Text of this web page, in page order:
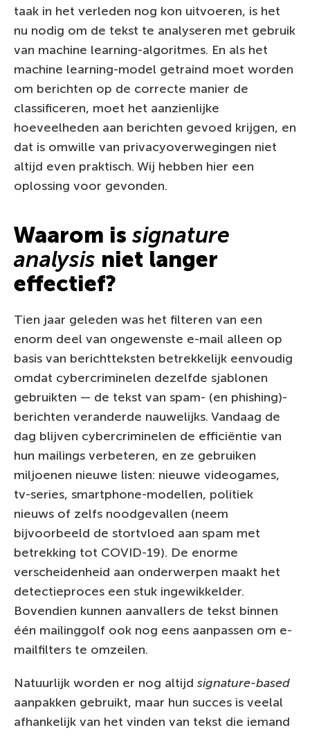
taak in het verleden nog kon uitvoeren, is het
nu nodig om de tekst te analyseren met gebruik
van machine learning-algoritmes. En als het
machine learning-model getraind moet worden
om berichten op de correcte manier de
classificeren, moet het aanzienlijke
hoeveelheden aan berichten gevoed krijgen, en
dat is omwille van privacyoverwegingen niet
altijd even praktisch. Wij hebben hier een
oplossing voor gevonden.
Waarom issignature
analysis niet langer
effectief?
Tien jaar geleden was het filteren van een
enorm deel van ongewenste e-mail alleen op
basis van berichtteksten betrekkelijk eenvoudig
omdat cybercriminelen dezelfde sjablonen
gebruikten — de tekst van spam- (en phishing)-
berichten veranderde nauwelijks. Vandaag de
dag blijven cybercriminelen de efficiëntie van
hun mailings verbeteren, en ze gebruiken
miljoenen nieuwe listen: nieuwe videogames,
tv-series, smartphone-modellen, politiek
nieuws of zelfs noodgevallen (neem
bijvoorbeeld de stortvloed aan spam met
betrekking tot COVID-19). De enorme
verscheidenheid aan onderwerpen maakt het
detectieproces een stuk ingewikkelder.
Bovendien kunnen aanvallers de tekst binnen
één mailinggolf ook nog eens aanpassen om e-
mailfilters te omzeilen.
Natuurlijk worden er nog altijd signature-based
aanpakken gebruikt, maar hun succes is veelal
afhankelijk van het vinden van tekst die iemand